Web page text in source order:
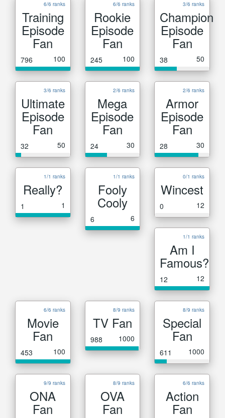
6/6 ranks
Training
Episode
Fan
796 100
6/6 ranks
Rookie
Episode
Fan
245 100
3/6 ranks
Champion
Episode
Fan
38 50
3/6 ranks
Ultimate
Episode
Fan
32 50
2/6 ranks
Mega
Episode
Fan
24 30
2/6 ranks
Armor
Episode
Fan
28 30
1/1 ranks
Really?
1 1
1/1 ranks
Fooly
Cooly
6 6
0/1 ranks
Wincest
0 12
1/1 ranks
Am I
Famous?
12 12
6/6 ranks
Movie
Fan
453 100
8/9 ranks
TV Fan
988 1000
8/9 ranks
Special
Fan
611 1000
9/9 ranks
ONA
Fan
8/9 ranks
OVA
Fan
6/6 ranks
Action
Fan